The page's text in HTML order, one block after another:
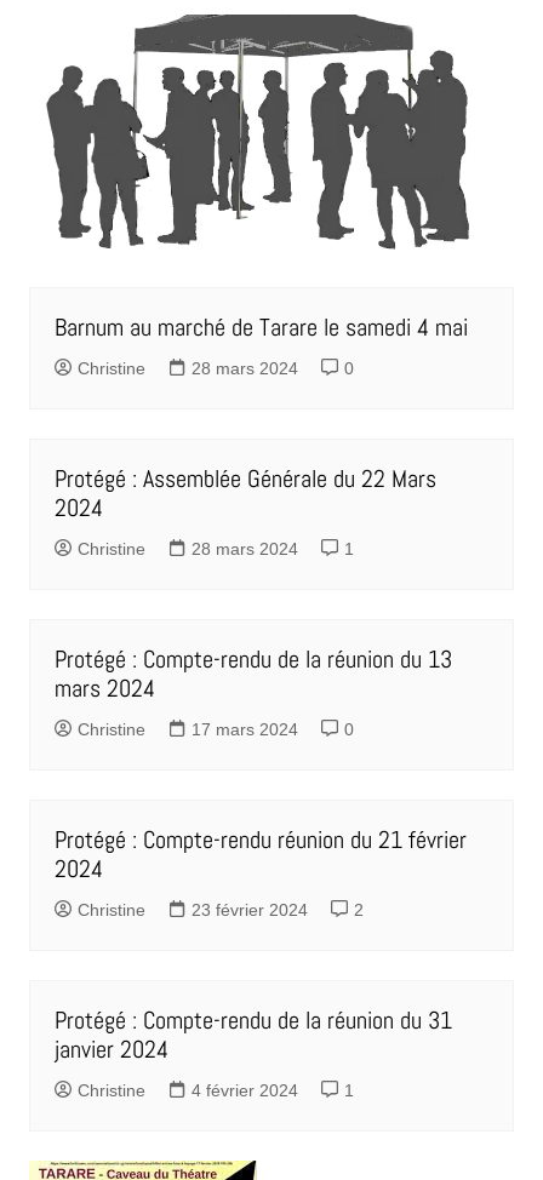
Barnum au marché de Tarare le samedi 4 mai
Christine 28 mars 2024 0
Protégé : Assemblée Générale du 22 Mars
2024
Christine 28 mars 2024 1
Protégé : Compte-rendu de la réunion du 13
mars 2024
Christine 17 mars 2024 0
Protégé : Compte-rendu réunion du 21 février
2024
Christine 23 février 2024 2
Protégé : Compte-rendu de la réunion du 31
janvier 2024
Christine 4 février 2024 1